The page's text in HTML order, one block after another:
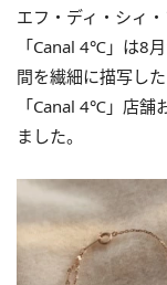
エフ・ディ・シィ
「Canal 4℃」は8
間を繊細に描写し
「Canal 4℃」店舗
ました。